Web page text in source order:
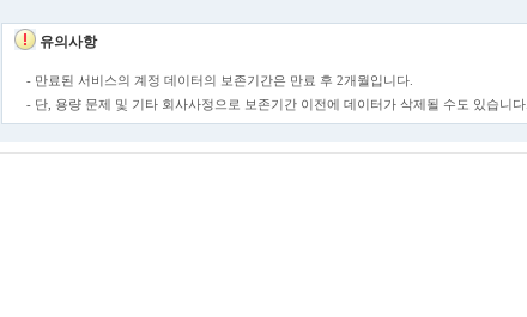
유의사항
- 만료된 서비스의 계정 데이터의 보존기간은 만료 후 2개월입니다.
- 단, 용량 문제 및 기타 회사사정으로 보존기간 이전에 데이터가 삭제될 수도 있습니다.